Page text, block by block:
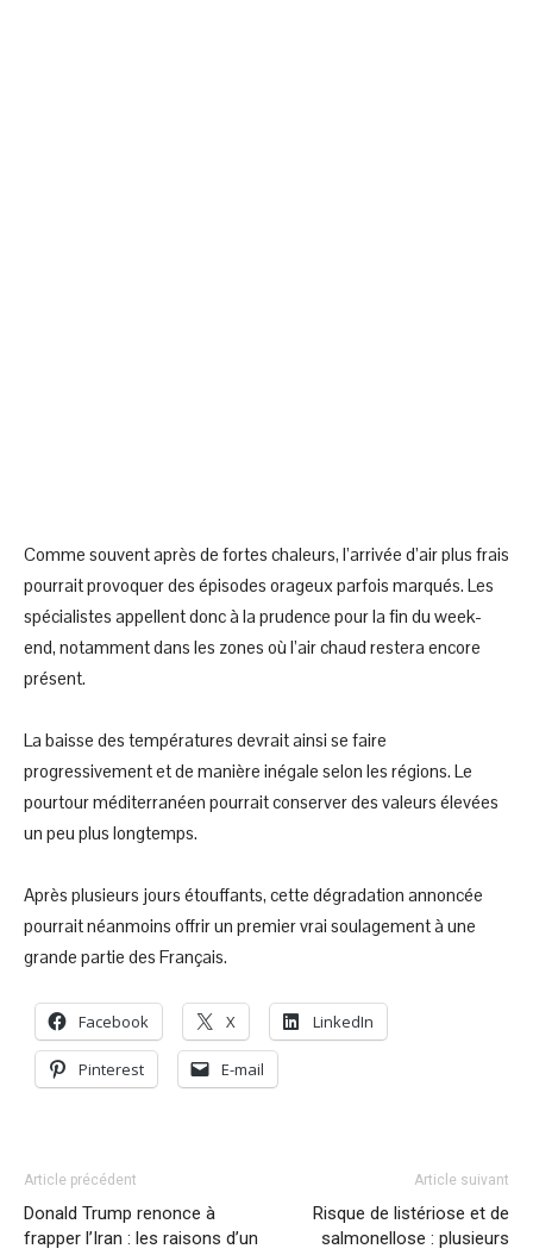
Comme souvent après de fortes chaleurs, l’arrivée d’air plus frais
pourrait provoquer des épisodes orageux parfois marqués. Les
spécialistes appellent donc à la prudence pour la fin du week-
end, notamment dans les zones où l’air chaud restera encore
présent.
La baisse des températures devrait ainsi se faire
progressivement et de manière inégale selon les régions. Le
pourtour méditerranéen pourrait conserver des valeurs élevées
un peu plus longtemps.
Après plusieurs jours étouffants, cette dégradation annoncée
pourrait néanmoins offrir un premier vrai soulagement à une
grande partie des Français.
Facebook X LinkedIn
Pinterest E-mail
Article précédent
Donald Trump renonce à
frapper l’Iran : les raisons d’un
Article suivant
Risque de listériose et de
salmonellose : plusieurs